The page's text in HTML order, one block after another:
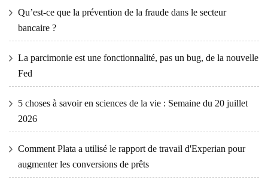
Qu’est-ce que la prévention de la fraude dans le secteur
bancaire ?
La parcimonie est une fonctionnalité, pas un bug, de la nouvelle
Fed
5 choses à savoir en sciences de la vie : Semaine du 20 juillet
2026
Comment Plata a utilisé le rapport de travail d'Experian pour
augmenter les conversions de prêts